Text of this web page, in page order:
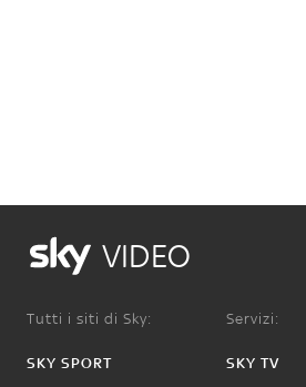
VIDEO
Tutti i siti di Sky:
SKY SPORT
Servizi:
SKY TV